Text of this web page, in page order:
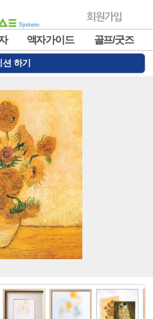
회원가입
액자가이드 골프/굿즈
하기